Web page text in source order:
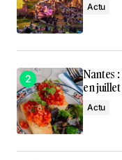
Actu
Nantes
en
Actu